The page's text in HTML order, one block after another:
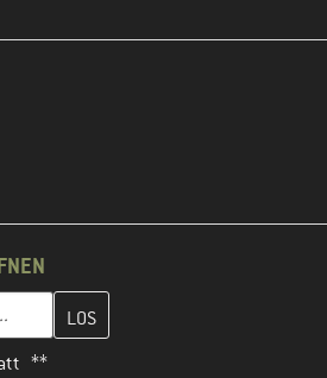
ein und erstelle im nächsten
**